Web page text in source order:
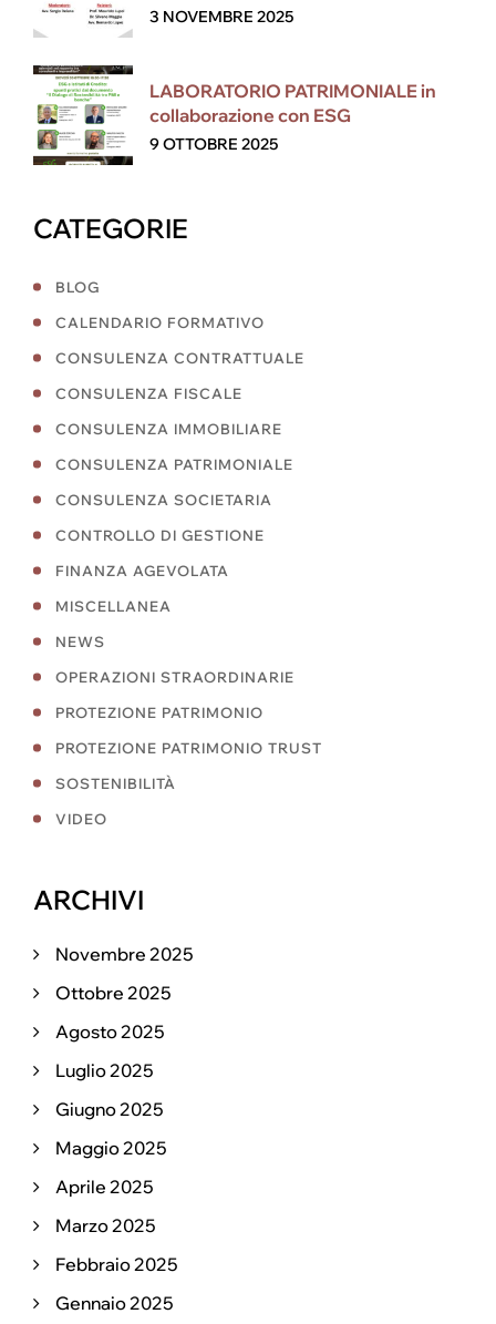
3 NOVEMBRE 2025
LABORATORIO PATRIMONIALE in
collaborazione con ESG
9 OTTOBRE 2025
CATEGORIE
BLOG
CALENDARIO FORMATIVO
CONSULENZA CONTRATTUALE
CONSULENZA FISCALE
CONSULENZA IMMOBILIARE
CONSULENZA PATRIMONIALE
CONSULENZA SOCIETARIA
CONTROLLO DI GESTIONE
FINANZA AGEVOLATA
MISCELLANEA
NEWS
OPERAZIONI STRAORDINARIE
PROTEZIONE PATRIMONIO
PROTEZIONE PATRIMONIO TRUST
SOSTENIBILITÀ
VIDEO
ARCHIVI
Novembre 2025
Ottobre 2025
Agosto 2025
Luglio 2025
Giugno 2025
Maggio 2025
Aprile 2025
Marzo 2025
Febbraio 2025
Gennaio 2025